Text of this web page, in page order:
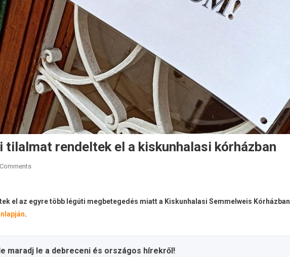
tilalmat rendeltek el a kiskunhalasi kórházban
el az egyre több légúti megbetegedés miatt a Kiskunhalasi Semmelweis Kórházban
.
maradj le a debreceni és országos hírekről!